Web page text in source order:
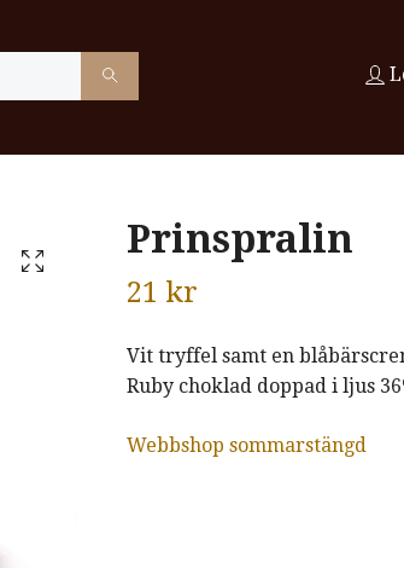
Prinspralin
21 kr
Vit tryffel samt en
Ruby choklad doppad i ljus
Webbshop sommarstängd